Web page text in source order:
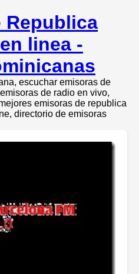
Republica
linea -
escuchar emisoras de
de radio en vivo,
emisoras de republica
directorio de emisoras